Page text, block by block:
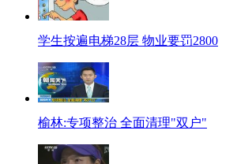
学生按遍电梯28层 物业要罚2800
榆林:专项整治 全面清理"双户"